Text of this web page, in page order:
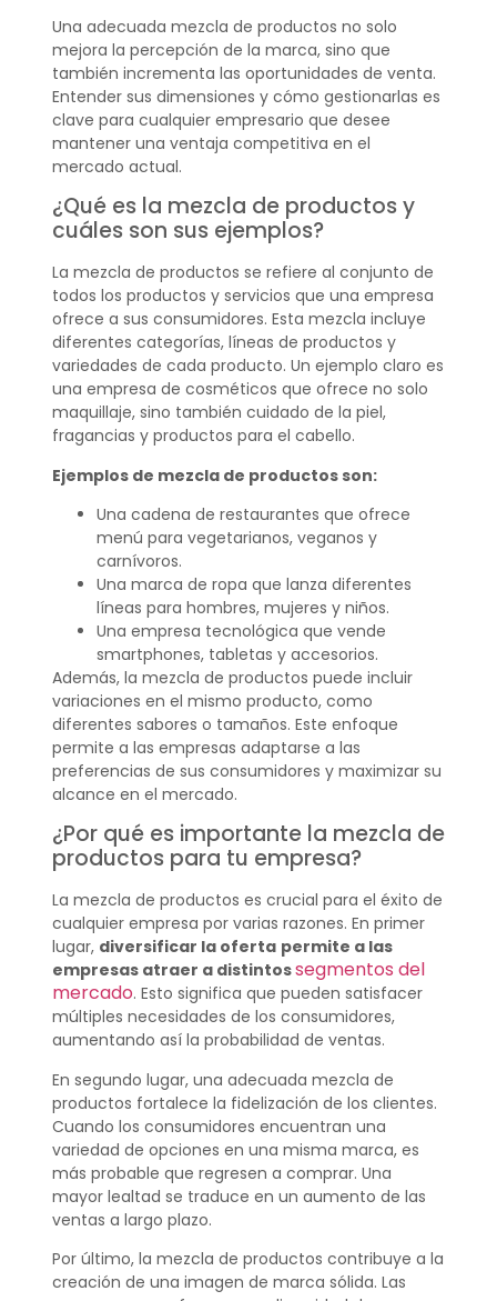
Una adecuada mezcla de productos no solo
mejora la percepción de la marca, sino que
también incrementa las oportunidades de venta.
Entender sus dimensiones y cómo gestionarlas es
clave para cualquier empresario que desee
mantener una ventaja competitiva en el
mercado actual.
¿Qué es la mezcla de productos y
cuáles son sus ejemplos?
La mezcla de productos se refiere al conjunto de
todos los productos y servicios que una empresa
ofrece a sus consumidores. Esta mezcla incluye
diferentes categorías, líneas de productos y
variedades de cada producto. Un ejemplo claro es
una empresa de cosméticos que ofrece no solo
maquillaje, sino también cuidado de la piel,
fragancias y productos para el cabello.
Ejemplos de mezcla de productos son:
Una cadena de restaurantes que ofrece
menú para vegetarianos, veganos y
carnívoros.
Una marca de ropa que lanza diferentes
líneas para hombres, mujeres y niños.
Una empresa tecnológica que vende
smartphones, tabletas y accesorios.
Además, la mezcla de productos puede incluir
variaciones en el mismo producto, como
diferentes sabores o tamaños. Este enfoque
permite a las empresas adaptarse a las
preferencias de sus consumidores y maximizar su
alcance en el mercado.
¿Por qué es importante la mezcla de
productos para tu empresa?
La mezcla de productos es crucial para el éxito de
cualquier empresa por varias razones. En primer
lugar, diversificar la oferta permite a las
empresas atraer a distintossegmentos del
mercado. Esto significa que pueden satisfacer
múltiples necesidades de los consumidores,
aumentando así la probabilidad de ventas.
En segundo lugar, una adecuada mezcla de
productos fortalece la fidelización de los clientes.
Cuando los consumidores encuentran una
variedad de opciones en una misma marca, es
más probable que regresen a comprar. Una
mayor lealtad se traduce en un aumento de las
ventas a largo plazo.
Por último, la mezcla de productos contribuye a la
creación de una imagen de marca sólida. Las